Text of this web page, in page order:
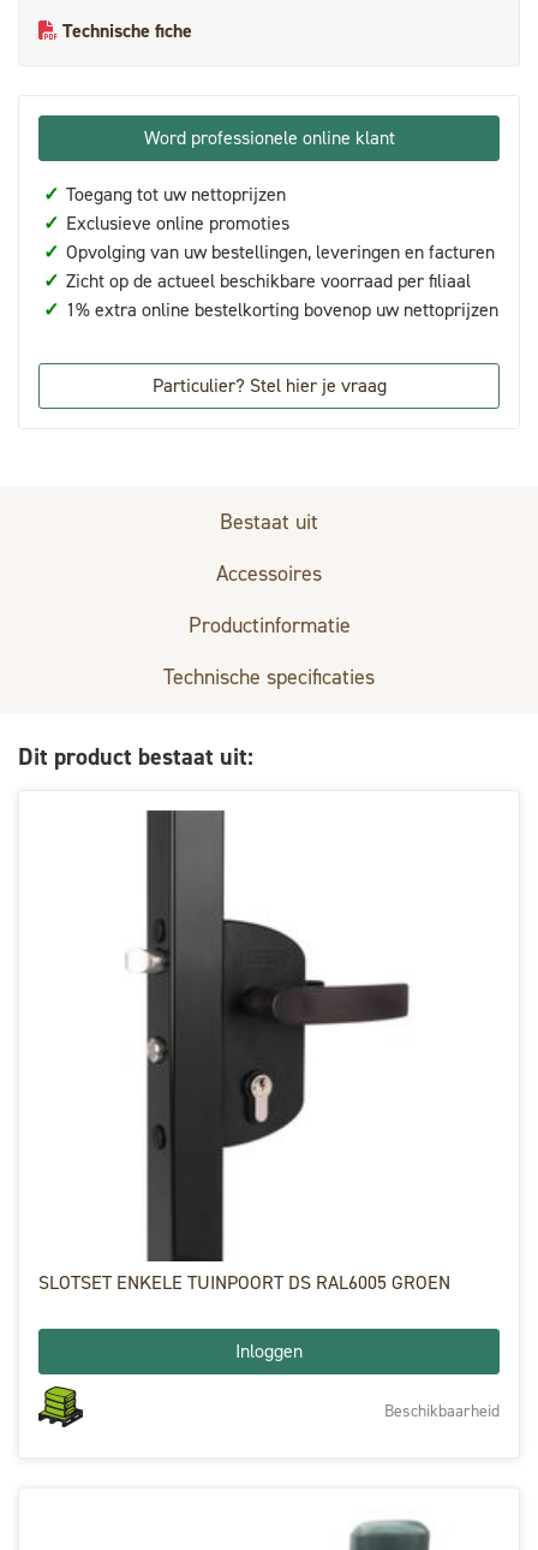
poortpalen 60mm incl. doppen Warmbad verzinkt +
coatingsgeschikt gemaakt Voorzien van ovengebakken
PVC beschermhoekjes
Technische fiche
Word professionele online klant
✓ Toegang tot uw nettoprijzen
✓ Exclusieve online promoties
✓ Opvolging van uw bestellingen, leveringen en facturen
✓ Zicht op de actueel beschikbare voorraad per filiaal
✓ 1% extra online bestelkorting bovenop uw nettoprijzen
Particulier? Stel hier je vraag
Bestaat uit
Accessoires
Productinformatie
Technische specificaties
Dit product bestaat uit:
SLOTSET ENKELE TUINPOORT DS RAL6005 GROEN
Inloggen
Beschikbaarheid